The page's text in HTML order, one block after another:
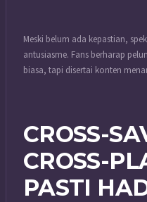
Meski belum ada kepastian,
antusiasme. Fans berharap
biasa, tapi disertai konten
CROSS-
CROSS-
PASTI